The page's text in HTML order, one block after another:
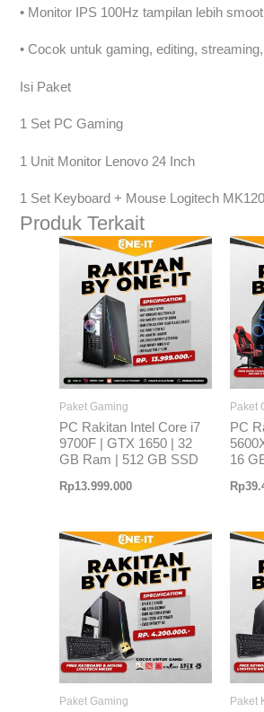
• Monitor IPS 100Hz tampilan lebih
• Cocok untuk gaming, editing,
Isi Paket
1 Set PC Gaming
1 Unit Monitor Lenovo 24 Inch
1 Set Keyboard + Mouse Logitech MK120
Produk Terkait
Paket Gaming
PC Rakitan Intel Core i7
9700F | GTX 1650 | 32
GB Ram | 512 GB SSD
Rp13.999.000
Paket
PC
16
Rp
Paket Gaming Paket